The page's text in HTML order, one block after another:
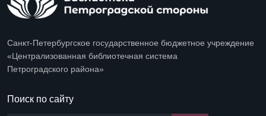
Санкт-Петербургское государственное бюджетное учреждение
«Централизованная библиотечная система
Петроградского района»
Поиск по сайту